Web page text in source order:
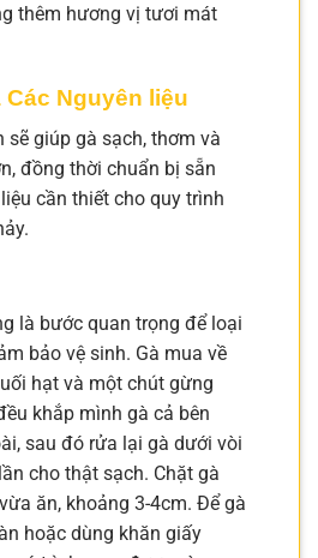
thêm hương vị tươi mát
Nguyên liệu
sẽ giúp gà sạch, thơm và
đồng thời chuẩn bị sẵn
cần thiết cho quy trình
là bước quan trọng để loại
bảo vệ sinh. Gà mua về
hạt và một chút gừng
khắp mình gà cả bên
sau đó rửa lại gà dưới vòi
cho thật sạch. Chặt gà
ăn, khoảng 3-4cm. Để gà
hoặc dùng khăn giấy